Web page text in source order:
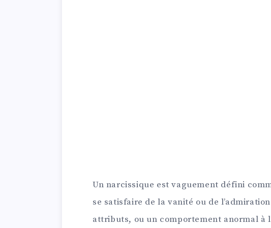
Un narcissique est vaguement défini
se satisfaire de la vanité ou de
attributs, ou un comportement anormal à